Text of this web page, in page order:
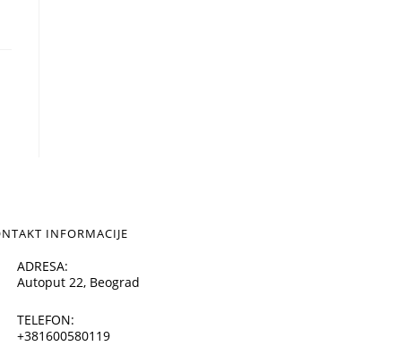
INFORMACIJE
ADRESA:
Autoput 22, Beograd
TELEFON:
+381600580119